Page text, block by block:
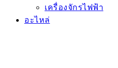
เครื่องจักรไฟฟ้า
อะไหล่